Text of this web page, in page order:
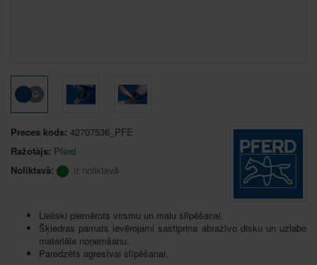
Preces kods: 42707536_PFE
Ražotājs: Pferd
Noliktavā:
Ir noliktavā
Lieliski piemērots virsmu un malu slīpēšanai.
Šķiedras pamats ievērojami sastiprina abrazīvo disku un uzlabo
materiāla noņemšanu.
Paredzēts agresīvai slīpēšanai.